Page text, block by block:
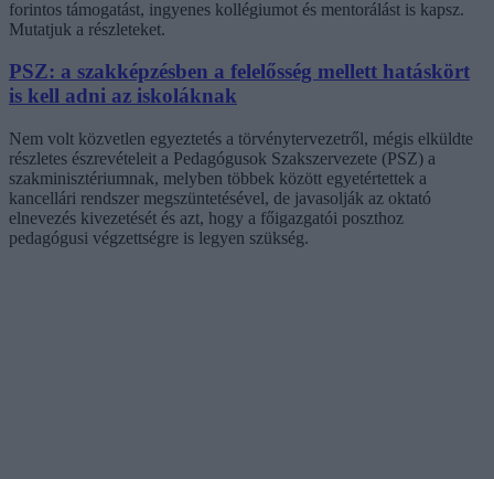
forintos támogatást, ingyenes kollégiumot és mentorálást is kapsz.
Mutatjuk a részleteket.
PSZ: a szakképzésben a felelősség mellett hatáskört
is kell adni az iskoláknak
Nem volt közvetlen egyeztetés a törvénytervezetről, mégis elküldte
részletes észrevételeit a Pedagógusok Szakszervezete (PSZ) a
szakminisztériumnak, melyben többek között egyetértettek a
kancellári rendszer megszüntetésével, de javasolják az oktató
elnevezés kivezetését és azt, hogy a főigazgatói poszthoz
pedagógusi végzettségre is legyen szükség.